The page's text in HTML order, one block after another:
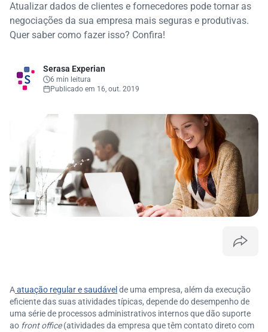
Atualizar dados de clientes e fornecedores pode tornar as
negociações da sua empresa mais seguras e produtivas.
Quer saber como fazer isso? Confira!
Serasa Experian
6 min leitura
Publicado em 16, out. 2019
Aatuação regular e saudável de uma empresa, além da execução
eficiente das suas atividades típicas, depende do desempenho de
uma série de processos administrativos internos que dão suporte
ao front office(atividades da empresa que têm contato direto com